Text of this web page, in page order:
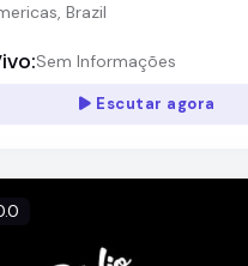
Brazil
Sem Informações
Escutar agora